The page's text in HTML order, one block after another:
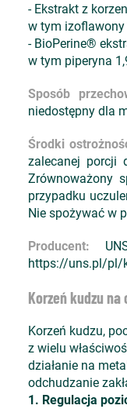
- Ekstrakt z
w tym izoflawony
- BioPerine®
w tym piperyna
Sposób
niedostępny dla
Środki
zalecanej porcji
Zrównoważony
przypadku
Nie spożywać w
Producent:
https://uns.pl/pl/
Korzeń kudzu na
Korzeń kudzu,
z wielu
działanie na
odchudzanie
1. Regulacja